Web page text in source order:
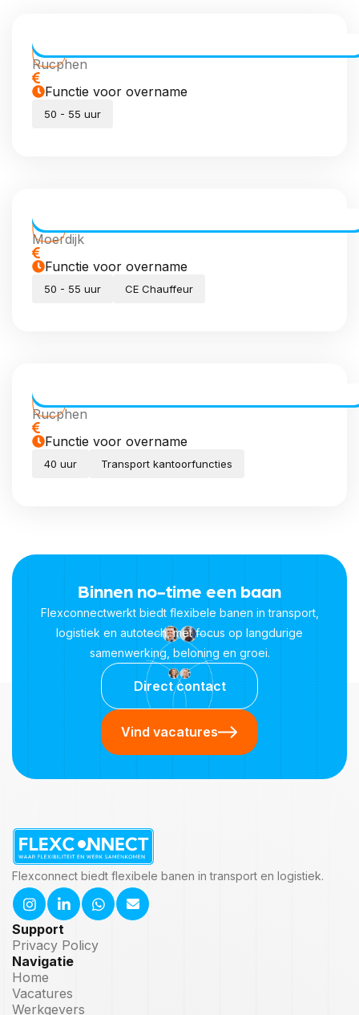
CE Chauffeur Allround | Vaste Routes
Rucphen
Functie voor overname
50 - 55 uur
CE Chauffeur dagdiensten
Moerdijk
Functie voor overname
50 - 55 uur CE Chauffeur
Transport Coördinator (meewerkend)
Rucphen
Functie voor overname
40 uur Transport kantoorfuncties
Binnen no-time een baan
Flexconnectwerkt biedt flexibele banen in transport,
logistiek en autotech, met focus op langdurige
samenwerking, beloning en groei.
Direct contact
Vind vacatures
Flexconnect biedt flexibele banen in transport en logistiek.
Support
Privacy Policy
Navigatie
Home
Vacatures
Werkgevers